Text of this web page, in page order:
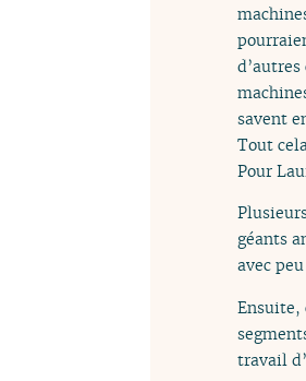
savent
Tout
Pour
géants
avec
Ensuite,
travail